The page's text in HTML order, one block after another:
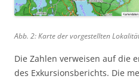
Abb. 2: Karte der vorgestellten
Die Zahlen verweisen auf die
des Exkursionsberichts. Die